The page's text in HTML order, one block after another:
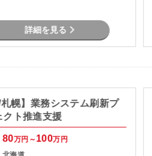
詳細を見る
札幌】業務システム刷新プ
クト推進支援
80万円～100万円